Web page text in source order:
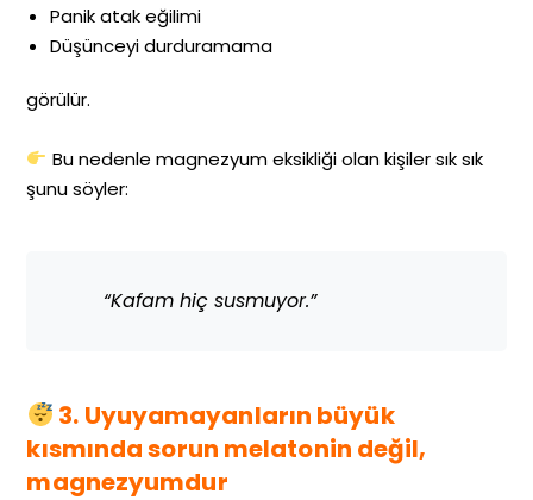
Panik atak eğilimi
Düşünceyi durduramama
görülür.
Bu nedenle magnezyum eksikliği olan kişiler sık sık
şunu söyler:
“Kafam hiç susmuyor.”
3. Uyuyamayanların büyük
kısmında sorun melatonin değil,
magnezyumdur